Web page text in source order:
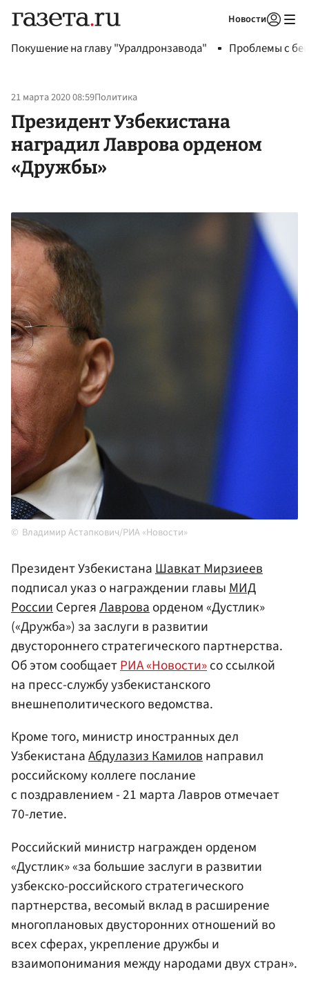
Новости
Покушение на главу "Уралдронзавода" Проблемы с
21 марта 2020 08:59Политика
Президент Узбекистана
наградил Лаврова орденом
«Дружбы»
Владимир Астапкович/РИА «Новости»
Президент УзбекистанаШавкат Мирзиеев
подписал указ о награждении главыМИД
РоссииСергеяЛавроваорденом «Дустлик»
(«Дружба») за заслуги в развитии
двустороннего стратегического партнерства.
Об этом сообщаетРИА «Новости»со ссылкой
на пресс-службу узбекистанского
внешнеполитического ведомства.
Кроме того, министр иностранных дел
УзбекистанаАбдулазиз Камиловнаправил
российскому коллеге послание
с поздравлением - 21 марта Лавров отмечает
70-летие.
Российский министр награжден орденом
«Дустлик» «за большие заслуги в развитии
узбекско-российского стратегического
партнерства, весомый вклад в расширение
многоплановых двусторонних отношений во
всех сферах, укрепление дружбы и
взаимопонимания между народами двух стран».